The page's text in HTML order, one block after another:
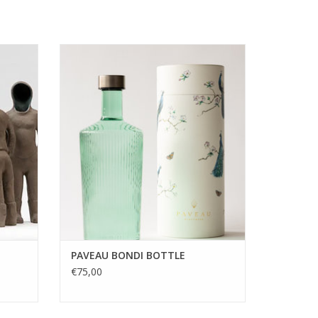
mens
message" is een nieuw Belgisch label. De
handgemaakte flessen zorgen voor een
exclusieve touch en brengen gezelligheid
en sfeer aan tafel. De mondgeblazen
flessen zijn beschikbaar in verschillende
stijlvolle kleuren d
TOEVOEGEN AAN WINKELWAGEN
PAVEAU BONDI BOTTLE
€75,00